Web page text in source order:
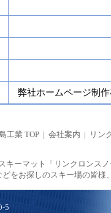
弊社ホームページ制作
工業 TOP| 会社案内 | リン
キーマット「リンクロンス
どをお探しのスキー場の皆
5